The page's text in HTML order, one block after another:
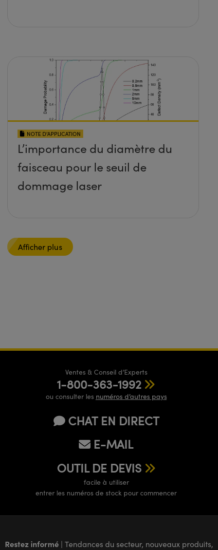
NOTE D’APPLICATION
L’importance du diamètre du
faisceau pour le seuil de
dommage laser
Afficher plus
Ventes & Conseil d’Experts
1-800-363-1992
ou consulter les numéros d’autres pays
CHAT EN DIRECT
E-MAIL
OUTIL DE DEVIS
facile à utiliser
entrer les numéros de stock pour commencer
Restez informé | Tendances du secteur, nouveaux produits,